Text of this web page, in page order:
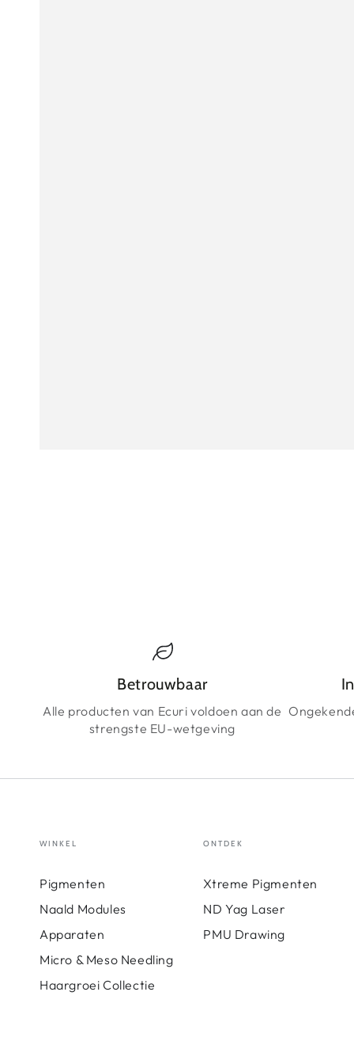
Betrouwbaar
Alle producten van Ecuri voldoen aan de
strengste EU-wetgeving
WINKEL
Pigmenten
Naald Modules
Apparaten
Micro & Meso Needling
Haargroei Collectie
ONTDEK
Xtreme Pigmenten
ND Yag Laser
PMU Drawing